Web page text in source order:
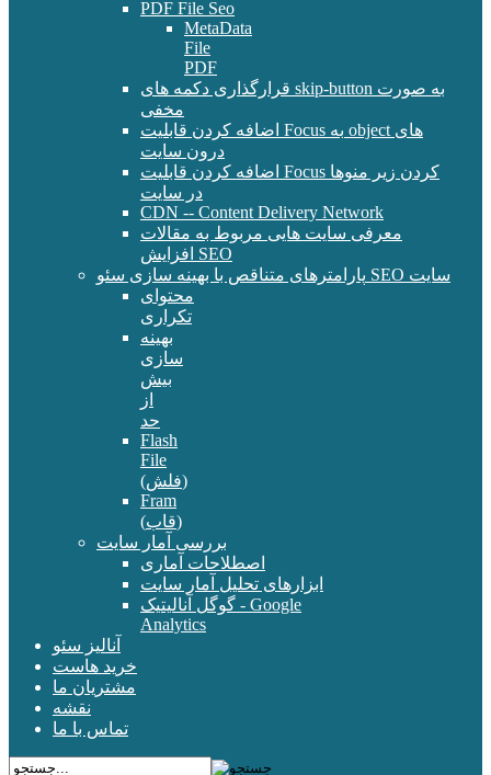
PDF File Seo
MetaData
File
PDF
قرارگذاری دکمه های skip-button به صورت
مخفی
اضافه کردن قابلیت Focus به object های
درون سایت
اضافه کردن قابلیت Focus کردن زیر منوها
در سایت
CDN -- Content Delivery Network
معرفی سایت هایی مربوط به مقالات
افزایش SEO
پارامترهای متناقص با بهینه سازی سئو SEO سایت
محتوای
تکراری
بهینه
سازی
بیش
از
حد
Flash
File
(فلش)
Fram
(قاب)
بررسی آمار سایت
اصطلاحات آماری
ابزارهای تحلیل آمار سایت
گوگل آنالیتیک - Google
Analytics
آنالیز سئو
خرید هاست
مشتریان ما
نقشه
تماس با ما